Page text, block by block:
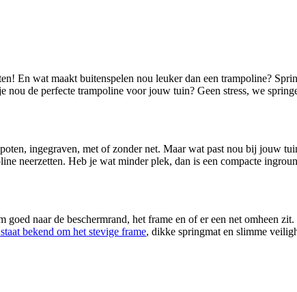
En wat maakt buitenspelen nou leuker dan een trampoline?
de perfecte trampoline voor jouw tuin? Geen stress, we
ingegraven, met of zonder net. Maar wat past nou bij jouw
neerzetten. Heb je wat minder plek, dan is een compacte
naar de beschermrand, het frame en of er een net omheen
bekend om het stevige frame, dikke springmat en slimme